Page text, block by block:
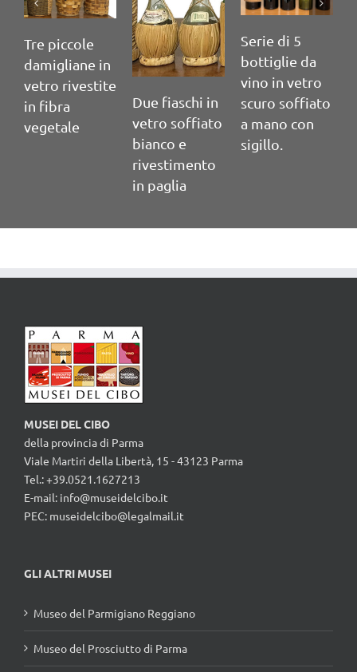
Tre piccole
damigliane in
vetro rivestite
in fibra
vegetale
Due fiaschi in
vetro soffiato
bianco e
rivestimento
in paglia
Serie di 5
bottiglie da
vino in vetro
scuro soffiato
a mano con
sigillo.
MUSEI DEL CIBO
della provincia di Parma
Viale Martiri della Libertà, 15 - 43123 Parma
Tel.: +39.0521.1627213
E-mail: info@museidelcibo.it
PEC: museidelcibo@legalmail.it
GLI ALTRI MUSEI
Museo del Parmigiano Reggiano
Museo del Prosciutto di Parma